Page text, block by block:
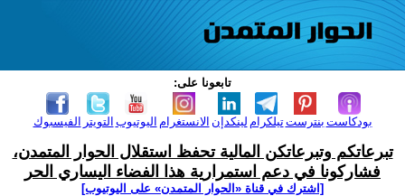
تابعونا على:
الفيسبوك التويتر اليوتيوب الانستغرام لينكدإن تيلكرامبنترست بودكاست
تبرعاتكم وتبرعاتكن المالية تحفظ استقلال الحوار المتمدن،
فشاركونا في دعم استمرارية هذا الفضاء اليساري الحر
[اشترك في قناة ‫«الحوار المتمدن» على اليوتيوب]